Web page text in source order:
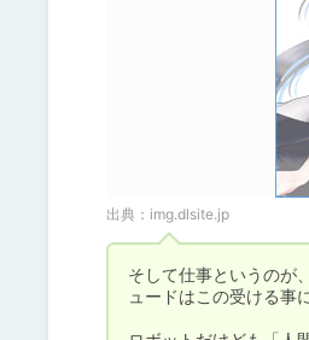
出典： img.dlsite.jp
そして仕事というのが
ュードはこの受ける事